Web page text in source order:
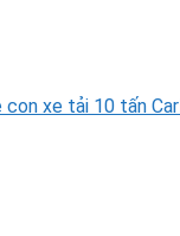
con xe tải 10 tấn